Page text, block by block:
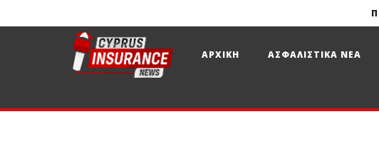
ΑΡΧΙΚΗ ΑΣΦΑΛΙΣΤΙΚΑ ΝΕΑ